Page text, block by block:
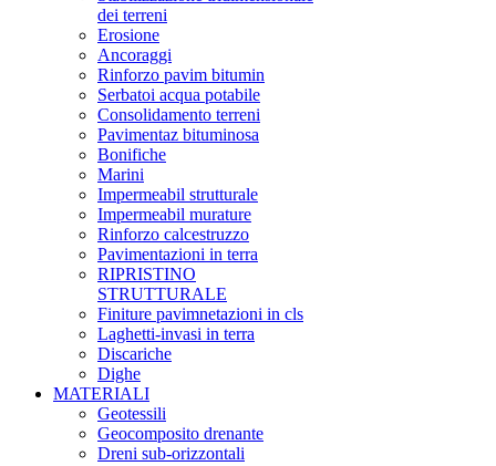
dei terreni
Erosione
Ancoraggi
Rinforzo pavim bitumin
Serbatoi acqua potabile
Consolidamento terreni
Pavimentaz bituminosa
Bonifiche
Marini
Impermeabil strutturale
Impermeabil murature
Rinforzo calcestruzzo
Pavimentazioni in terra
RIPRISTINO
STRUTTURALE
Finiture pavimnetazioni in cls
Laghetti-invasi in terra
Discariche
Dighe
MATERIALI
Geotessili
Geocomposito drenante
Dreni sub-orizzontali